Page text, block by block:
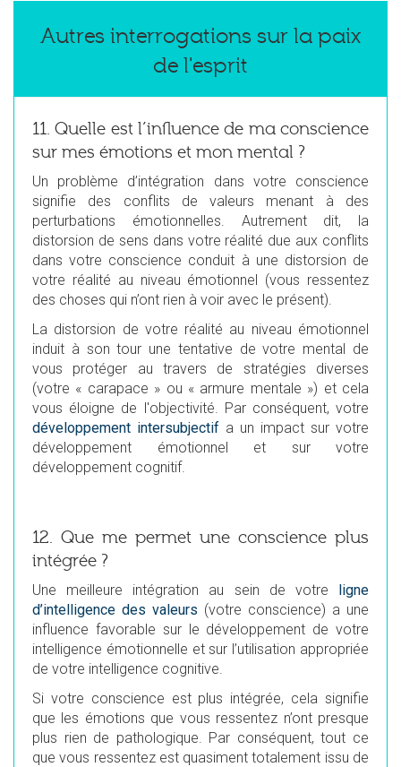
Autres interrogations sur la paix
de l'esprit
11. Quelle est l’influence de ma conscience
sur mes émotions et mon mental ?
Un problème d’intégration dans votre conscience
signifie des conflits de valeurs menant à des
perturbations émotionnelles. Autrement dit, la
distorsion de sens dans votre réalité due aux conflits
dans votre conscience conduit à une distorsion de
votre réalité au niveau émotionnel (vous ressentez
des choses qui n’ont rien à voir avec le présent).
La distorsion de votre réalité au niveau émotionnel
induit à son tour une tentative de votre mental de
vous protéger au travers de stratégies diverses
(votre « carapace » ou « armure mentale ») et cela
vous éloigne de l'objectivité. Par conséquent, votre
développement intersubjectif a un impact sur votre
développement émotionnel et sur votre
développement cognitif.
12. Que me permet une conscience plus
intégrée ?
Une meilleure intégration au sein de votre ligne
d’intelligence des valeurs (votre conscience) a une
influence favorable sur le développement de votre
intelligence émotionnelle et sur l’utilisation appropriée
de votre intelligence cognitive.
Si votre conscience est plus intégrée, cela signifie
que les émotions que vous ressentez n’ont presque
plus rien de pathologique. Par conséquent, tout ce
que vous ressentez est quasiment totalement issu de